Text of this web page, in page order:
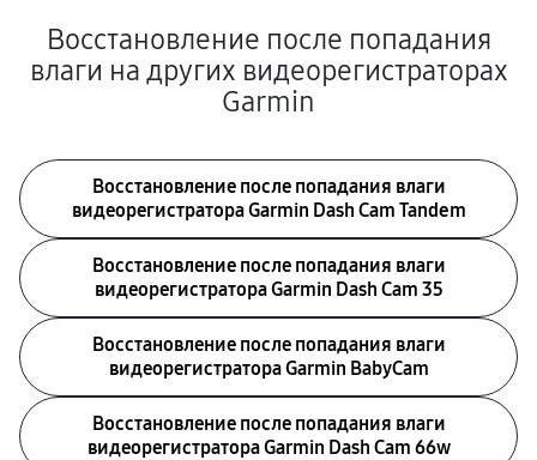
Восстановление после попадания
влаги на других видеорегистраторах
Garmin
Восстановление после попадания влаги
видеорегистратора Garmin Dash Cam Tandem
Восстановление после попадания влаги
видеорегистратора Garmin Dash Cam 35
Восстановление после попадания влаги
видеорегистратора Garmin BabyCam
Восстановление после попадания влаги
видеорегистратора Garmin Dash Cam 66w